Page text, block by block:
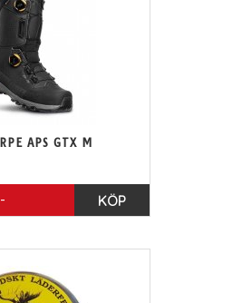
APS GTX M
KÖP